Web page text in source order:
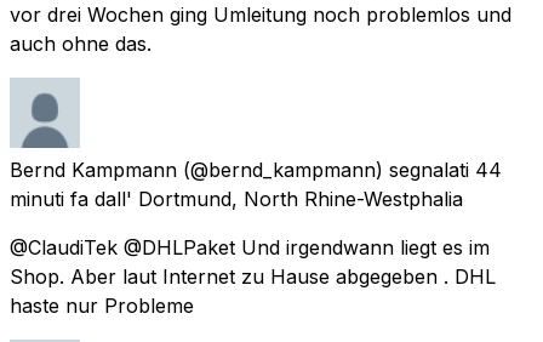
vor drei Wochen ging Umleitung noch problemlos und
auch ohne das.
Bernd Kampmann (@bernd_kampmann) segnalati 44
minuti fa dall' Dortmund, North Rhine-Westphalia
@ClaudiTek @DHLPaket Und irgendwann liegt es im
Shop. Aber laut Internet zu Hause abgegeben . DHL
haste nur Probleme